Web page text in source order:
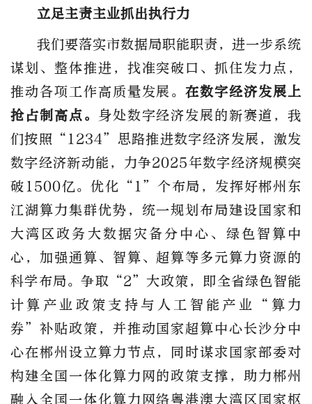
立足主责主业抓出执行力
我们要落实市数据局职能职责，进一步系统
谋划、整体推进，找准突破口、抓住发力点，
推动各项工作高质量发展。在数字经济发展上
抢占制高点。 身处数字经济发展的新赛道，我
们按照“1234”思路推进数字经济发展，激发
数字经济新动能，力争2025年数字经济规模突
破1500亿。优化“1”个布局，发挥好郴州东
江湖算力集群优势，统一规划布局建设国家和
大湾区政务大数据灾备分中心、绿色智算中
心，加强通算、智算、超算等多元算力资源的
科学布局。争取“2”大政策，即全省绿色智能
计算产业政策支持与人工智能产业“算力
券”补贴政策，并推动国家超算中心长沙分中
心在郴州设立算力节点，同时谋求国家部委对
构建全国一体化算力网的政策支撑，助力郴州
融入全国一体化算力网络粤港澳大湾区国家枢